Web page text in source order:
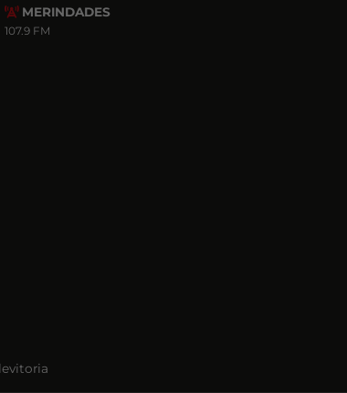
MERINDADES
107.9 FM